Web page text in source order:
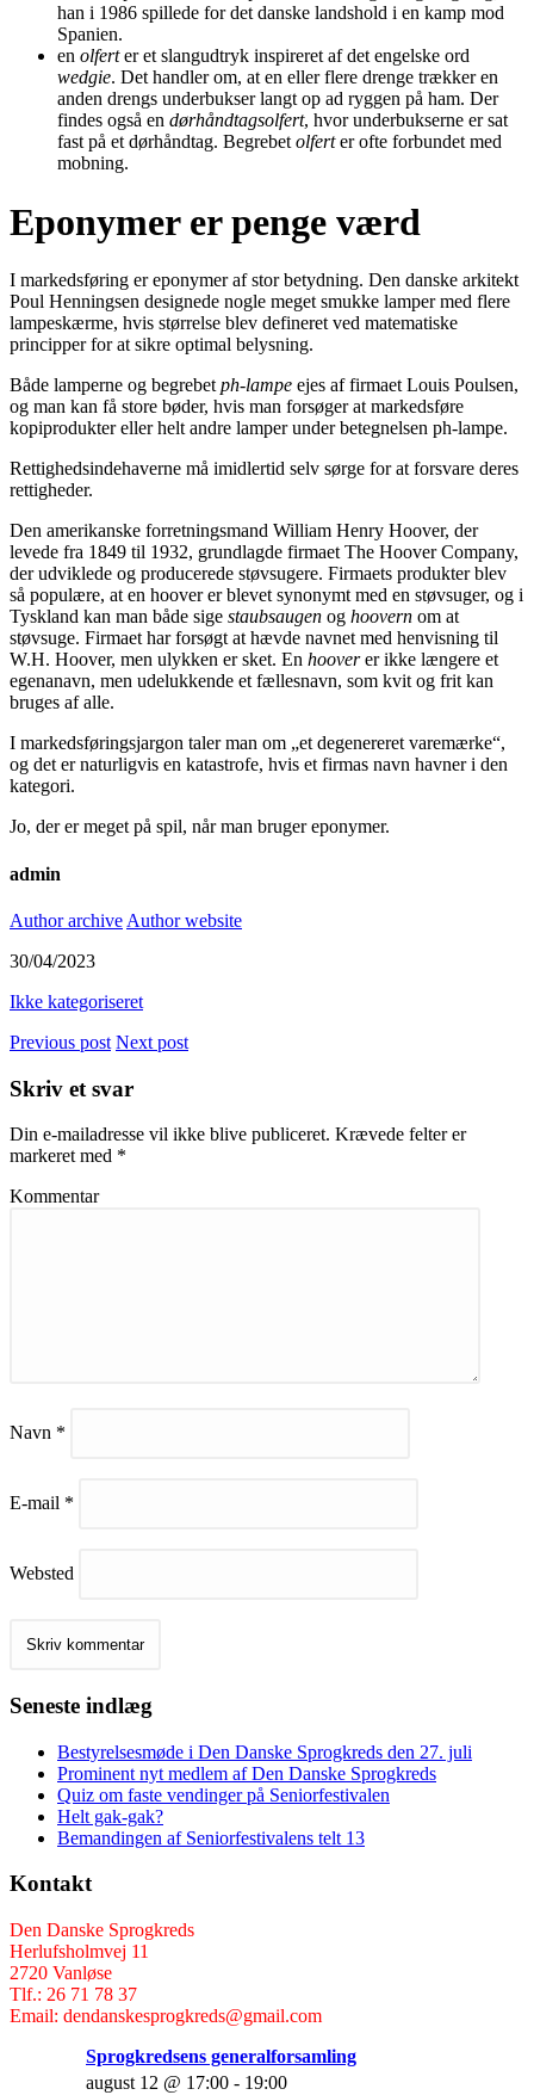
han i 1986 spillede for det danske landshold i en kamp mod
Spanien.
en olferter et slangudtryk inspireret af det engelske ord
wedgie. Det handler om, at en eller flere drenge trækker en
anden drengs underbukser langt op ad ryggen på ham. Der
findes også en dørhåndtagsolfert, hvor underbukserne er sat
fast på et dørhåndtag. Begrebetolferter ofte forbundet med
mobning.
Eponymer er penge værd
I markedsføring er eponymer af stor betydning. Den danske arkitekt
Poul Henningsen designede nogle meget smukke lamper med flere
lampeskærme, hvis størrelse blev defineret ved matematiske
principper for at sikre optimal belysning.
Både lamperne og begrebet ph-lampe ejes af firmaet Louis Poulsen,
og man kan få store bøder, hvis man forsøger at markedsføre
kopiprodukter eller helt andre lamper under betegnelsen ph-lampe.
Rettighedsindehaverne må imidlertid selv sørge for at forsvare deres
rettigheder.
Den amerikanske forretningsmand William Henry Hoover, der
levede fra 1849 til 1932, grundlagde firmaet The Hoover Company,
der udviklede og producerede støvsugere. Firmaets produkter blev
så populære, at en hoover er blevet synonymt med en støvsuger, og i
Tyskland kan man både sige staubsaugen og hoovern om at
støvsuge. Firmaet har forsøgt at hævde navnet med henvisning til
W.H. Hoover, men ulykken er sket. En hooverer ikke længere et
egenanavn, men udelukkende et fællesnavn, som kvit og frit kan
bruges af alle.
I markedsføringsjargon taler man om „et degenereret varemærke“,
og det er naturligvis en katastrofe, hvis et firmas navn havner i den
kategori.
Jo, der er meget på spil, når man bruger eponymer.
admin
Author archive Author website
30/04/2023
Ikke kategoriseret
Previous post Next post
Skriv et svar
Din e-mailadresse vil ikke blive publiceret. Krævede felter er
markeret med *
Kommentar
Navn *
E-mail *
Websted
Seneste indlæg
Bestyrelsesmøde i Den Danske Sprogkreds den 27. juli
Prominent nyt medlem af Den Danske Sprogkreds
Quiz om faste vendinger på Seniorfestivalen
Helt gak-gak?
Bemandingen af Seniorfestivalens telt 13
Kontakt
Den Danske Sprogkreds
Herlufsholmvej 11
2720 Vanløse
Tlf.: 26 71 78 37
Email: dendanskesprogkreds@gmail.com
Sprogkredsens generalforsamling
august 12 @ 17:00 - 19:00